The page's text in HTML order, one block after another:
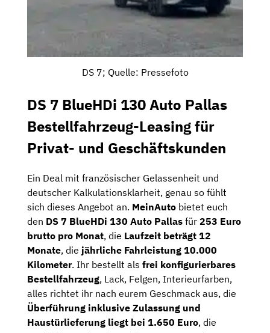
DS 7; Quelle: Pressefoto
DS 7 BlueHDi 130 Auto Pallas
Bestellfahrzeug-Leasing für
Privat- und Geschäftskunden
Ein Deal mit französischer Gelassenheit und
deutscher Kalkulationsklarheit, genau so fühlt
sich dieses Angebot an. MeinAuto bietet euch
den DS 7 BlueHDi 130 Auto Pallas für 253 Euro
brutto pro Monat, die Laufzeit beträgt 12
Monate, die jährliche Fahrleistung 10.000
Kilometer. Ihr bestellt als frei konfigurierbares
Bestellfahrzeug, Lack, Felgen, Interieurfarben,
alles richtet ihr nach eurem Geschmack aus, die
Überführung inklusive Zulassung und
Haustürlieferung liegt bei 1.650 Euro, die